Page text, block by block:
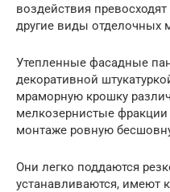
воздействия
другие виды отделочных
Утепленные фасадные
декоративной
мраморную крошку
мелкозернистые
монтаже ровную
Они легко поддаются
устанавливаются, имеют